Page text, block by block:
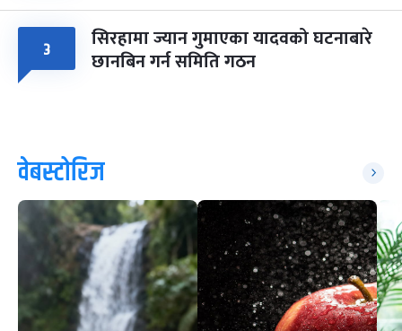
३ सिरहामा ज्यान गुमाएका यादवको घटनाबारे
छानबिन गर्न समिति गठन
वेबस्टोरिज